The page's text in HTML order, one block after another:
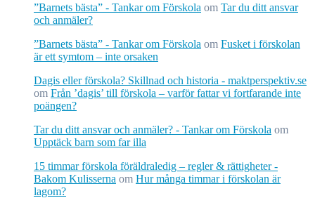
”Barnets bästa” - Tankar om Förskola om Tar du ditt ansvar
och anmäler?
”Barnets bästa” - Tankar om Förskola om Fusket i förskolan
är ett symtom – inte orsaken
Dagis eller förskola? Skillnad och historia - maktperspektiv.se
om Från ’dagis’ till förskola – varför fattar vi fortfarande inte
poängen?
Tar du ditt ansvar och anmäler? - Tankar om Förskola om
Upptäck barn som far illa
15 timmar förskola föräldraledig – regler & rättigheter -
Bakom Kulisserna om Hur många timmar i förskolan är
lagom?